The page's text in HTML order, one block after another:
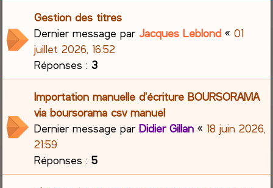
Gestion des titres
Dernier message parJacques Leblond «01
juillet 2026, 16:52
Réponses :3
Importation manuelle d'écriture BOURSORAMA
via boursorama csv manuel
Dernier message parDidier Gillan « 18 juin 2026,
21:59
Réponses :5